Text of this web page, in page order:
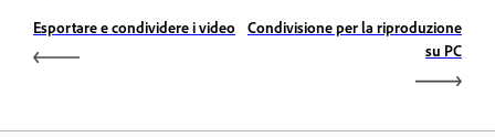
Esportare e condividere i video
Condivisione per la riproduzione
su PC